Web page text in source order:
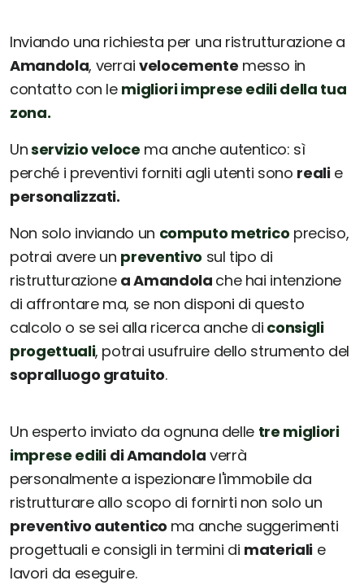
Inviando una richiesta per una ristrutturazione a
Amandola, verraivelocemente messo in
contatto con le migliori imprese edili della tua
zona.
Unservizio veloce ma anche autentico: sì
perché i preventivi forniti agli utenti sono realie
personalizzati.
Non solo inviando un computo metrico preciso,
potrai avere un preventivo sul tipo di
ristrutturazione a Amandola che hai intenzione
di affrontare ma, se non disponi di questo
calcolo o se sei alla ricerca anche di consigli
progettuali, potrai usufruire dello strumento del
sopralluogo gratuito.
Un esperto inviato da ognuna delle tre migliori
imprese edili di Amandola verrà
personalmente a ispezionare l'immobile da
ristrutturare allo scopo di fornirti non solo un
preventivo autentico ma anche suggerimenti
progettuali e consigli in termini di materialie
lavori da eseguire.